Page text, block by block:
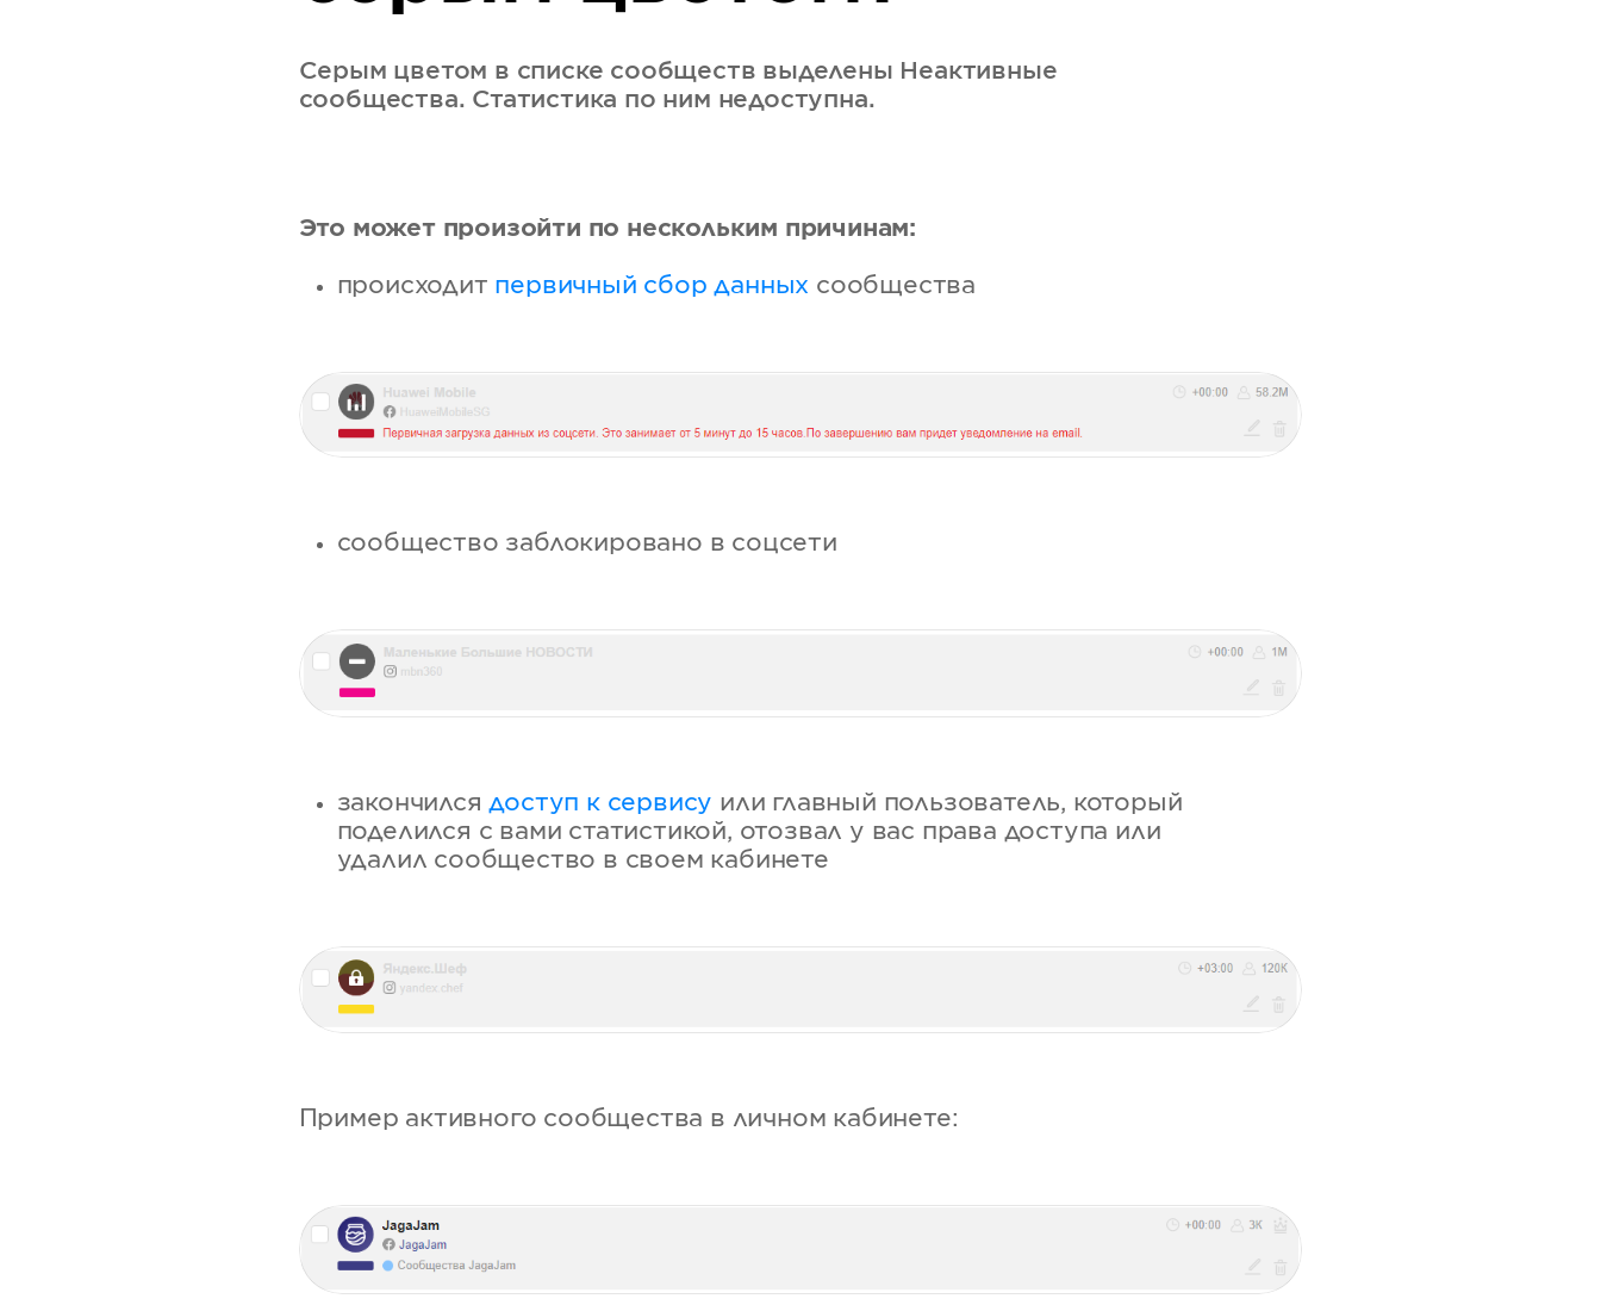
Серым цветом в списке сообществ выделены Неактивные
сообщества. Статистика по ним недоступна.
Это может произойти по нескольким причинам:
происходит первичный сбор данных сообщества
сообщество заблокировано в соцсети
закончилсядоступ к сервису или главный пользователь, который
поделился с вами статистикой, отозвал у вас права доступа или
удалил сообщество в своем кабинете
Пример активного сообщества в личном кабинете: